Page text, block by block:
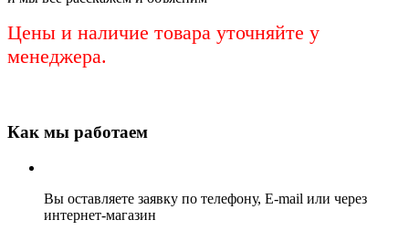
Цены и наличие товара уточняйте у
менеджера.
Как мы работаем
Вы оставляете заявку по телефону, E-mail или через
интернет-магазин